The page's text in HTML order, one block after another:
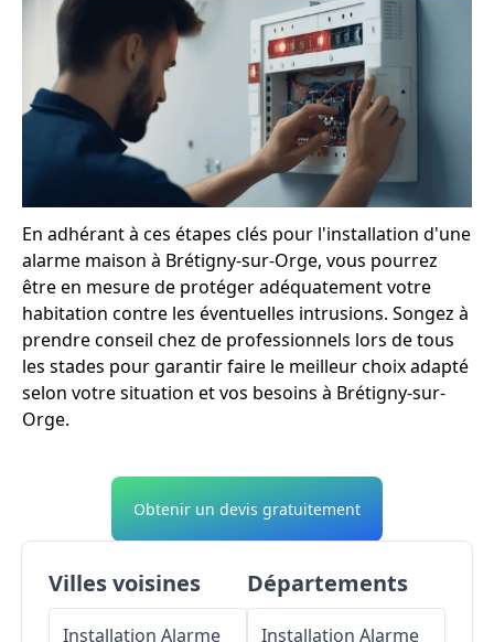
En adhérant à ces étapes clés pour l'installation d'une
alarme maison à Brétigny-sur-Orge, vous pourrez
être en mesure de protéger adéquatement votre
habitation contre les éventuelles intrusions. Songez à
prendre conseil chez de professionnels lors de tous
les stades pour garantir faire le meilleur choix adapté
selon votre situation et vos besoins à Brétigny-sur-
Orge.
Obtenir un devis gratuitement
Villes voisines
Installation Alarme
Départements
Installation Alarme